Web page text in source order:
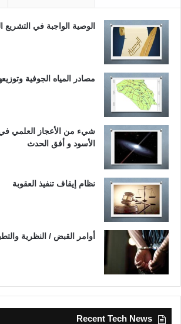
الوصية الواجبة في التشريع
مصادر المياه الجوفية
شيء من الأعجاز العلمي في
الأسود و أفق الحدث
نظام إيقاف تنفيذ العقوبة
أوامر القبض / النظرية
Recent Tech News